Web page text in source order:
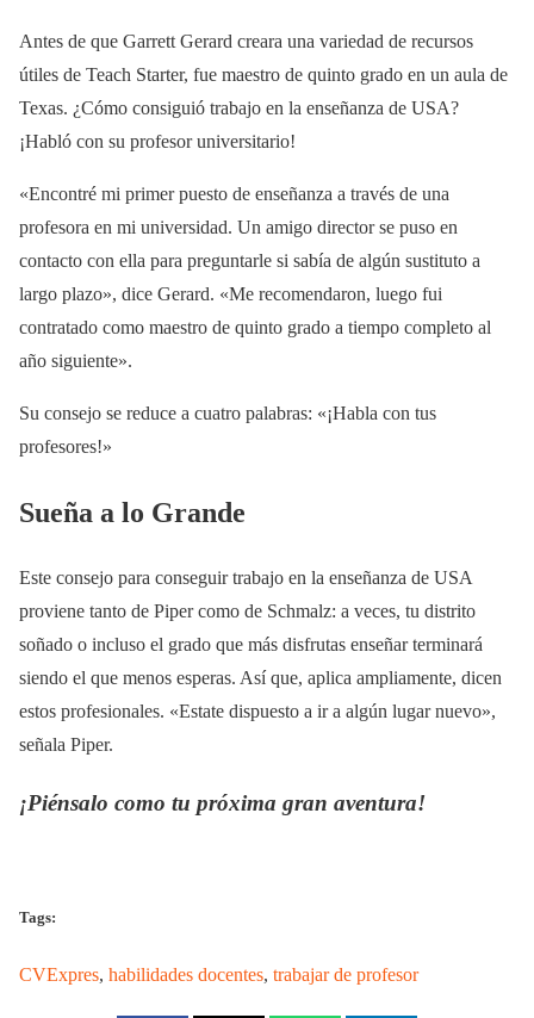
Antes de que Garrett Gerard creara una variedad de recursos
útiles de Teach Starter, fue maestro de quinto grado en un aula de
Texas. ¿Cómo consiguió trabajo en la enseñanza de USA?
¡Habló con su profesor universitario!
«Encontré mi primer puesto de enseñanza a través de una
profesora en mi universidad. Un amigo director se puso en
contacto con ella para preguntarle si sabía de algún sustituto a
largo plazo», dice Gerard. «Me recomendaron, luego fui
contratado como maestro de quinto grado a tiempo completo al
año siguiente».
Su consejo se reduce a cuatro palabras: «¡Habla con tus
profesores!»
Sueña a lo Grande
Este consejo para conseguir trabajo en la enseñanza de USA
proviene tanto de Piper como de Schmalz: a veces, tu distrito
soñado o incluso el grado que más disfrutas enseñar terminará
siendo el que menos esperas. Así que, aplica ampliamente, dicen
estos profesionales. «Estate dispuesto a ir a algún lugar nuevo»,
señala Piper.
¡Piénsalo como tu próxima gran aventura!
Tags:
CVExpres, habilidades docentes, trabajar de profesor